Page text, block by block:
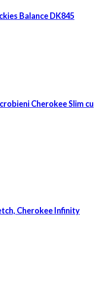
Balance DK845
Cherokee Slim cu
Cherokee Infinity